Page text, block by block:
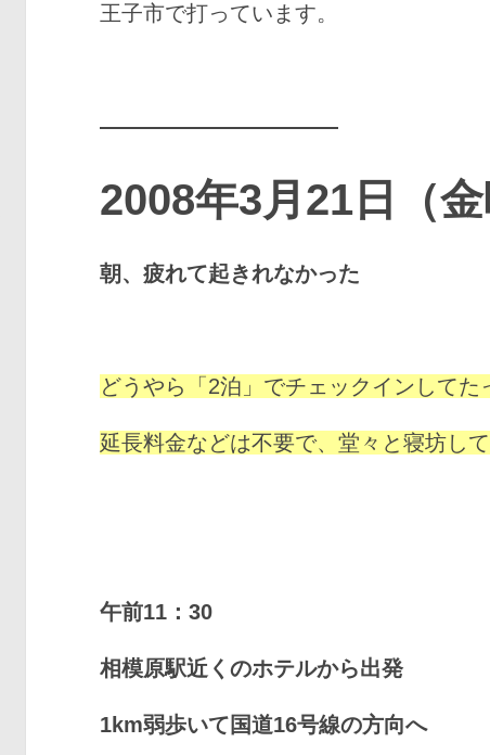
王子市で打っています。
2008年3月21日（金
朝、疲れて起きれなかった
どうやら「2泊」でチェックインしてた
延長料金などは不要で、堂々と寝坊して
午前11：30
相模原駅近くのホテルから出発
1km弱歩いて国道16号線の方向へ